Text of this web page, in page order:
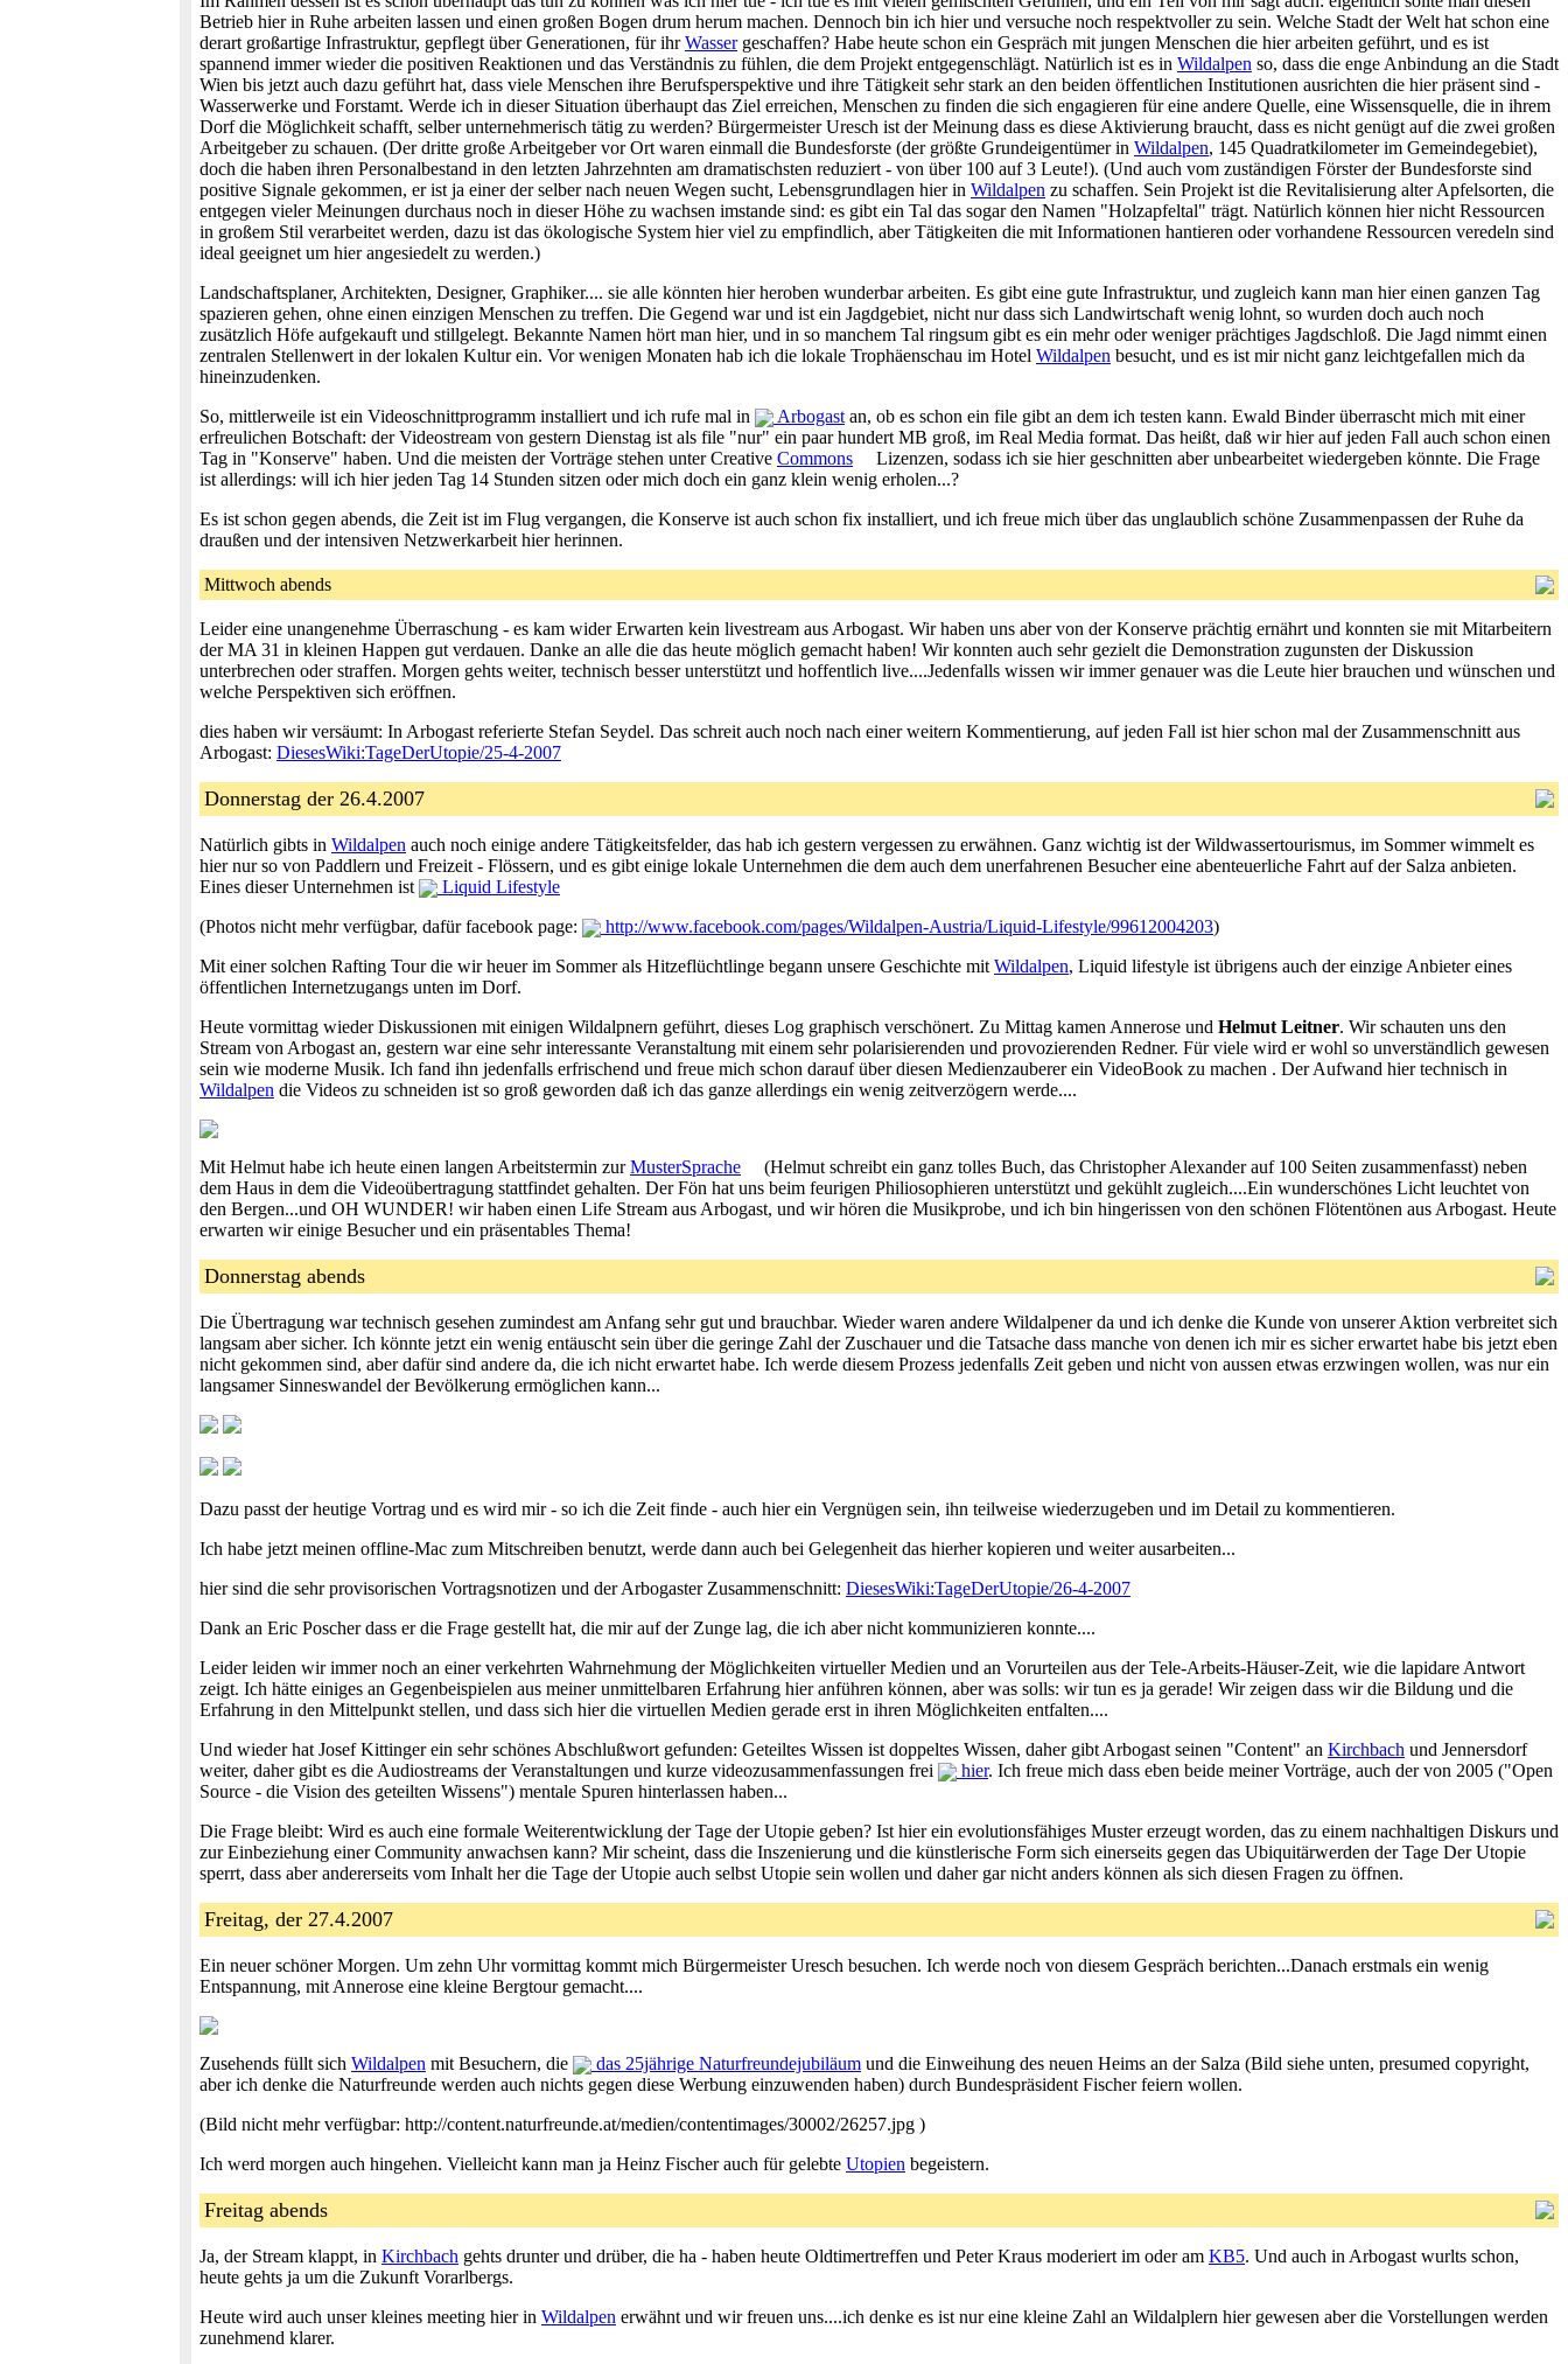
Betrieb hier in Ruhe arbeiten lassen und einen großen Bogen drum herum machen. Dennoch bin ich hier und versuche noch respektvoller zu sein. Welche Stadt der Welt hat schon eine
derart großartige Infrastruktur, gepflegt über Generationen, für ihrWassergeschaffen? Habe heute schon ein Gespräch mit jungen Menschen die hier arbeiten geführt, und es ist
spannend immer wieder die positiven Reaktionen und das Verständnis zu fühlen, die dem Projekt entgegenschlägt. Natürlich ist es in Wildalpen so, dass die enge Anbindung an die Stadt
Wien bis jetzt auch dazu geführt hat, dass viele Menschen ihre Berufsperspektive und ihre Tätigkeit sehr stark an den beiden öffentlichen Institutionen ausrichten die hier präsent sind -
Wasserwerke und Forstamt. Werde ich in dieser Situation überhaupt das Ziel erreichen, Menschen zu finden die sich engagieren für eine andere Quelle, eine Wissensquelle, die in ihrem
Dorf die Möglichkeit schafft, selber unternehmerisch tätig zu werden? Bürgermeister Uresch ist der Meinung dass es diese Aktivierung braucht, dass es nicht genügt auf die zwei großen
Arbeitgeber zu schauen. (Der dritte große Arbeitgeber vor Ort waren einmall die Bundesforste (der größte Grundeigentümer in Wildalpen, 145 Quadratkilometer im Gemeindegebiet),
doch die haben ihren Personalbestand in den letzten Jahrzehnten am dramatischsten reduziert - von über 100 auf 3 Leute!). (Und auch vom zuständigen Förster der Bundesforste sind
positive Signale gekommen, er ist ja einer der selber nach neuen Wegen sucht, Lebensgrundlagen hier in Wildalpen zu schaffen. Sein Projekt ist die Revitalisierung alter Apfelsorten, die
entgegen vieler Meinungen durchaus noch in dieser Höhe zu wachsen imstande sind: es gibt ein Tal das sogar den Namen "Holzapfeltal" trägt. Natürlich können hier nicht Ressourcen
in großem Stil verarbeitet werden, dazu ist das ökologische System hier viel zu empfindlich, aber Tätigkeiten die mit Informationen hantieren oder vorhandene Ressourcen veredeln sind
ideal geeignet um hier angesiedelt zu werden.)
Landschaftsplaner, Architekten, Designer, Graphiker.... sie alle könnten hier heroben wunderbar arbeiten. Es gibt eine gute Infrastruktur, und zugleich kann man hier einen ganzen Tag
spazieren gehen, ohne einen einzigen Menschen zu treffen. Die Gegend war und ist ein Jagdgebiet, nicht nur dass sich Landwirtschaft wenig lohnt, so wurden doch auch noch
zusätzlich Höfe aufgekauft und stillgelegt. Bekannte Namen hört man hier, und in so manchem Tal ringsum gibt es ein mehr oder weniger prächtiges Jagdschloß. Die Jagd nimmt einen
zentralen Stellenwert in der lokalen Kultur ein. Vor wenigen Monaten hab ich die lokale Trophäenschau im Hotel Wildalpen besucht, und es ist mir nicht ganz leichtgefallen mich da
hineinzudenken.
So, mittlerweile ist ein Videoschnittprogramm installiert und ich rufe mal in
Arbogast an, ob es schon ein file gibt an dem ich testen kann. Ewald Binder überrascht mich mit einer
erfreulichen Botschaft: der Videostream von gestern Dienstag ist als file "nur" ein paar hundert MB groß, im Real Media format. Das heißt, daß wir hier auf jeden Fall auch schon einen
Tag in "Konserve" haben. Und die meisten der Vorträge stehen unter Creative Commons
Lizenzen, sodass ich sie hier geschnitten aber unbearbeitet wiedergeben könnte. Die Frage
ist allerdings: will ich hier jeden Tag 14 Stunden sitzen oder mich doch ein ganz klein wenig erholen...?
Es ist schon gegen abends, die Zeit ist im Flug vergangen, die Konserve ist auch schon fix installiert, und ich freue mich über das unglaublich schöne Zusammenpassen der Ruhe da
draußen und der intensiven Netzwerkarbeit hier herinnen.
Mittwoch abends
Leider eine unangenehme Überraschung - es kam wider Erwarten kein livestream aus Arbogast. Wir haben uns aber von der Konserve prächtig ernährt und konnten sie mit Mitarbeitern
der MA 31 in kleinen Happen gut verdauen. Danke an alle die das heute möglich gemacht haben! Wir konnten auch sehr gezielt die Demonstration zugunsten der Diskussion
unterbrechen oder straffen. Morgen gehts weiter, technisch besser unterstützt und hoffentlich live....Jedenfalls wissen wir immer genauer was die Leute hier brauchen und wünschen und
welche Perspektiven sich eröffnen.
dies haben wir versäumt: In Arbogast referierte Stefan Seydel. Das schreit auch noch nach einer weitern Kommentierung, auf jeden Fall ist hier schon mal der Zusammenschnitt aus
Arbogast: DiesesWiki:TageDerUtopie/25-4-2007
Donnerstag der 26.4.2007
Natürlich gibts in Wildalpen auch noch einige andere Tätigkeitsfelder, das hab ich gestern vergessen zu erwähnen. Ganz wichtig ist der Wildwassertourismus, im Sommer wimmelt es
hier nur so von Paddlern und Freizeit - Flössern, und es gibt einige lokale Unternehmen die dem auch dem unerfahrenen Besucher eine abenteuerliche Fahrt auf der Salza anbieten.
Eines dieser Unternehmen ist
Liquid Lifestyle
(Photos nicht mehr verfügbar, dafür facebook page:
http://www.facebook.com/pages/Wildalpen-Austria/Liquid-Lifestyle/99612004203)
Mit einer solchen Rafting Tour die wir heuer im Sommer als Hitzeflüchtlinge begann unsere Geschichte mit Wildalpen, Liquid lifestyle ist übrigens auch der einzige Anbieter eines
öffentlichen Internetzugangs unten im Dorf.
Heute vormittag wieder Diskussionen mit einigen Wildalpnern geführt, dieses Log graphisch verschönert. Zu Mittag kamen Annerose und Helmut Leitner. Wir schauten uns den
Stream von Arbogast an, gestern war eine sehr interessante Veranstaltung mit einem sehr polarisierenden und provozierenden Redner. Für viele wird er wohl so unverständlich gewesen
sein wie moderne Musik. Ich fand ihn jedenfalls erfrischend und freue mich schon darauf über diesen Medienzauberer ein VideoBook zu machen . Der Aufwand hier technisch in
Wildalpen die Videos zu schneiden ist so groß geworden daß ich das ganze allerdings ein wenig zeitverzögern werde....
Mit Helmut habe ich heute einen langen Arbeitstermin zurMusterSprache
(Helmut schreibt ein ganz tolles Buch, das Christopher Alexander auf 100 Seiten zusammenfasst) neben
dem Haus in dem die Videoübertragung stattfindet gehalten. Der Fön hat uns beim feurigen Philiosophieren unterstützt und gekühlt zugleich....Ein wunderschönes Licht leuchtet von
den Bergen...und OH WUNDER! wir haben einen Life Stream aus Arbogast, und wir hören die Musikprobe, und ich bin hingerissen von den schönen Flötentönen aus Arbogast. Heute
erwarten wir einige Besucher und ein präsentables Thema!
Donnerstag abends
Die Übertragung war technisch gesehen zumindest am Anfang sehr gut und brauchbar. Wieder waren andere Wildalpener da und ich denke die Kunde von unserer Aktion verbreitet sich
langsam aber sicher. Ich könnte jetzt ein wenig entäuscht sein über die geringe Zahl der Zuschauer und die Tatsache dass manche von denen ich mir es sicher erwartet habe bis jetzt eben
nicht gekommen sind, aber dafür sind andere da, die ich nicht erwartet habe. Ich werde diesem Prozess jedenfalls Zeit geben und nicht von aussen etwas erzwingen wollen, was nur ein
langsamer Sinneswandel der Bevölkerung ermöglichen kann...
Dazu passt der heutige Vortrag und es wird mir - so ich die Zeit finde - auch hier ein Vergnügen sein, ihn teilweise wiederzugeben und im Detail zu kommentieren.
Ich habe jetzt meinen offline-Mac zum Mitschreiben benutzt, werde dann auch bei Gelegenheit das hierher kopieren und weiter ausarbeiten...
hier sind die sehr provisorischen Vortragsnotizen und der Arbogaster Zusammenschnitt: DiesesWiki:TageDerUtopie/26-4-2007
Dank an Eric Poscher dass er die Frage gestellt hat, die mir auf der Zunge lag, die ich aber nicht kommunizieren konnte....
Leider leiden wir immer noch an einer verkehrten Wahrnehmung der Möglichkeiten virtueller Medien und an Vorurteilen aus der Tele-Arbeits-Häuser-Zeit, wie die lapidare Antwort
zeigt. Ich hätte einiges an Gegenbeispielen aus meiner unmittelbaren Erfahrung hier anführen können, aber was solls: wir tun es ja gerade! Wir zeigen dass wir die Bildung und die
Erfahrung in den Mittelpunkt stellen, und dass sich hier die virtuellen Medien gerade erst in ihren Möglichkeiten entfalten....
Und wieder hat Josef Kittinger ein sehr schönes Abschlußwort gefunden: Geteiltes Wissen ist doppeltes Wissen, daher gibt Arbogast seinen "Content" an Kirchbach und Jennersdorf
weiter, daher gibt es die Audiostreams der Veranstaltungen und kurze videozusammenfassungen frei
hier. Ich freue mich dass eben beide meiner Vorträge, auch der von 2005 ("Open
Source - die Vision des geteilten Wissens") mentale Spuren hinterlassen haben...
Die Frage bleibt: Wird es auch eine formale Weiterentwicklung der Tage der Utopie geben? Ist hier ein evolutionsfähiges Muster erzeugt worden, das zu einem nachhaltigen Diskurs und
zur Einbeziehung einer Community anwachsen kann? Mir scheint, dass die Inszenierung und die künstlerische Form sich einerseits gegen das Ubiquitärwerden der Tage Der Utopie
sperrt, dass aber andererseits vom Inhalt her die Tage der Utopie auch selbst Utopie sein wollen und daher gar nicht anders können als sich diesen Fragen zu öffnen.
Freitag, der 27.4.2007
Ein neuer schöner Morgen. Um zehn Uhr vormittag kommt mich Bürgermeister Uresch besuchen. Ich werde noch von diesem Gespräch berichten...Danach erstmals ein wenig
Entspannung, mit Annerose eine kleine Bergtour gemacht....
Zusehends füllt sich Wildalpen mit Besuchern, die das 25jährige Naturfreundejubiläum und die Einweihung des neuen Heims an der Salza (Bild siehe unten, presumed copyright,
aber ich denke die Naturfreunde werden auch nichts gegen diese Werbung einzuwenden haben) durch Bundespräsident Fischer feiern wollen.
(Bild nicht mehr verfügbar: http://content.naturfreunde.at/medien/contentimages/30002/26257.jpg )
Ich werd morgen auch hingehen. Vielleicht kann man ja Heinz Fischer auch für gelebte Utopien begeistern.
Freitag abends
Ja, der Stream klappt, in Kirchbach gehts drunter und drüber, die ha - haben heute Oldtimertreffen und Peter Kraus moderiert im oder am KB5. Und auch in Arbogast wurlts schon,
heute gehts ja um die Zukunft Vorarlbergs.
Heute wird auch unser kleines meeting hier in Wildalpen erwähnt und wir freuen uns....ich denke es ist nur eine kleine Zahl an Wildalplern hier gewesen aber die Vorstellungen werden
zunehmend klarer.